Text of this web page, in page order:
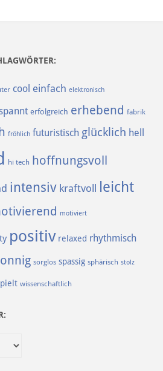
cool einfach elektronisch
erfolgreich erhebend fabrik
fröhlich futuristisch glücklich hell
hi tech hoffnungsvoll
intensiv kraftvoll leicht
motiviert
positiv relaxed rhythmisch
sorglos spassig sphärisch stolz
wissenschaftlich